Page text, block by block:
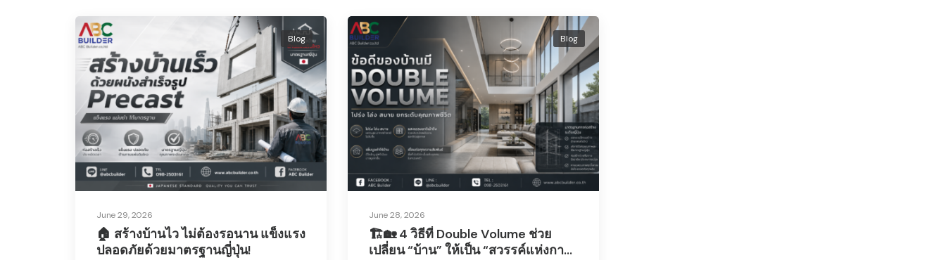
June 29, 2026
Blog
🏠 สร้างบ้านไว ไม่ต้องรอนาน แข็งแรง
ปลอดภัยด้วยมาตรฐานญี่ปุ่น!
June 28, 2026
Blog
🏗️🏡 4 วิธีที่ Double Volume ช่วย
เปลี่ยน “บ้าน” ให้เป็น “สวรรค์แห่งการ